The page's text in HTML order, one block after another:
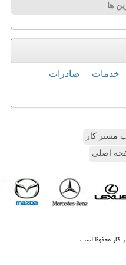
ها
خدمات صادرات
مستر کار
اصلی